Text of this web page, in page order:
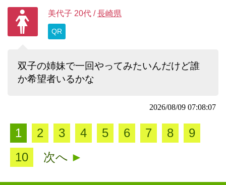
美代子 20代 /長崎県
QR
双子の姉妹で一回やってみたいんだけど誰
か希望者いるかな
2026/08/09 07:08:07
1 2 3 4 5 6 7 8
9
10
次へ ►